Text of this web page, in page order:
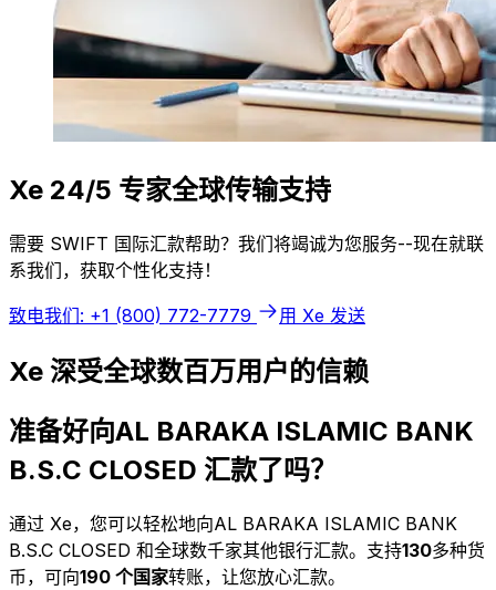
Xe 24/5 专家全球传输支持
需要 SWIFT 国际汇款帮助？我们将竭诚为您服务--现在就联
系我们，获取个性化支持！
致电我们: +1 (800) 772-7779 用 Xe 发送
Xe 深受全球数百万用户的信赖
准备好向AL BARAKA ISLAMIC BANK
B.S.C CLOSED 汇款了吗？
通过 Xe，您可以轻松地向AL BARAKA ISLAMIC BANK
B.S.C CLOSED 和全球数千家其他银行汇款。支持130多种货
币，可向190 个国家转账，让您放心汇款。